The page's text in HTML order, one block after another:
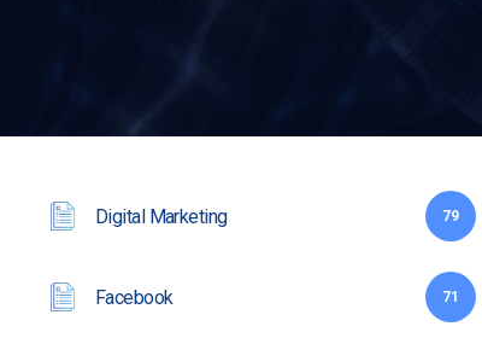
Digital Marketing 79
Facebook 71